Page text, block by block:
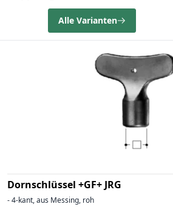
Alle Varianten
Dornschlüssel +GF+ JRG
- 4-kant, aus Messing, roh